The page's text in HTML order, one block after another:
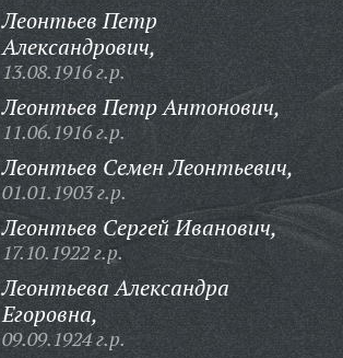
Леонтьев Петр
Александрович,
13.08.1916 г.р.
Леонтьев Петр Антонович,
11.06.1916 г.р.
Леонтьев Семен Леонтьевич,
01.01.1903 г.р.
Леонтьев Сергей Иванович,
17.10.1922 г.р.
Леонтьева Александра
Егоровна,
09.09.1924 г.р.